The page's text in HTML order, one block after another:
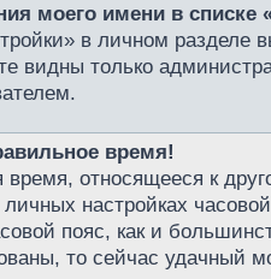
моего имени в списке
в личном разделе
видны только
время!
относящееся к
настройках
пояс, как и
то сейчас удачный